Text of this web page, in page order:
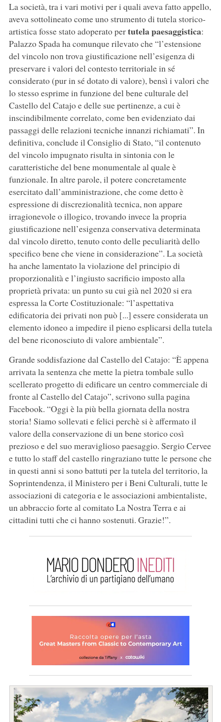
La società, tra i vari motivi per i quali aveva fatto appello,
aveva sottolineato come uno strumento di tutela storico-
artistica fosse stato adoperato pertutela paesaggistica:
Palazzo Spada ha comunque rilevato che “l’estensione
del vincolo non trova giustificazione nell’esigenza di
preservare i valori del contesto territoriale in sé
considerato (pur in sé dotato di valore), bensì i valori che
lo stesso esprime in funzione del bene culturale del
Castello del Catajo e delle sue pertinenze, a cui è
inscindibilmente correlato, come ben evidenziato dai
passaggi delle relazioni tecniche innanzi richiamati”. In
definitiva, conclude il Consiglio di Stato, “il contenuto
del vincolo impugnato risulta in sintonia con le
caratteristiche del bene monumentale al quale è
funzionale. In altre parole, il potere concretamente
esercitato dall’amministrazione, che come detto è
espressione di discrezionalità tecnica, non appare
irragionevole o illogico, trovando invece la propria
giustificazione nell’esigenza conservativa determinata
dal vincolo diretto, tenuto conto delle peculiarità dello
specifico bene che viene in considerazione”. La società
ha anche lamentato la violazione del principio di
proporzionalità e l’ingiusto sacrificio imposto alla
proprietà privata: un punto su cui già nel 2020 si era
espressa la Corte Costituzionale: “l’aspettativa
edificatoria dei privati non può [...] essere considerata un
elemento idoneo a impedire il pieno esplicarsi della tutela
del bene riconosciuto di valore ambientale”.
Grande soddisfazione dal Castello del Catajo: “È appena
arrivata la sentenza che mette la pietra tombale sullo
scellerato progetto di edificare un centro commerciale di
fronte al Castello del Catajo”, scrivono sulla pagina
Facebook. “Oggi è la più bella giornata della nostra
storia! Siamo sollevati e felici perchè si è affermato il
valore della conservazione di un bene storico così
prezioso e del suo meraviglioso paesaggio. Sergio Cervee
e tutto lo staff del castello ringraziano tutte le persone che
in questi anni si sono battuti per la tutela del territorio, la
Soprintendenza, il Ministero per i Beni Culturali, tutte le
associazioni di categoria e le associazioni ambientaliste,
un abbraccio forte al comitato La Nostra Terra e ai
cittadini tutti che ci hanno sostenuti. Grazie!”.